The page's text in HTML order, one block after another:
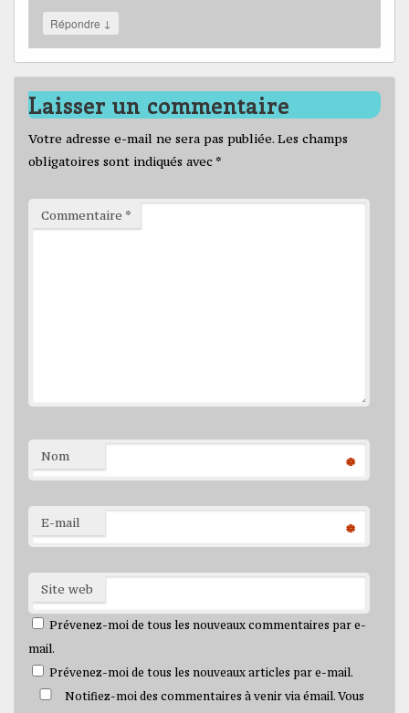
Répondre ↓
Laisser un commentaire
Votre adresse e-mail ne sera pas publiée. Les champs
obligatoires sont indiqués avec *
Commentaire *
Nom *
E-mail *
Site web
Prévenez-moi de tous les nouveaux commentaires par e-
mail.
Prévenez-moi de tous les nouveaux articles par e-mail.
Notifiez-moi des commentaires à venir via émail. Vous